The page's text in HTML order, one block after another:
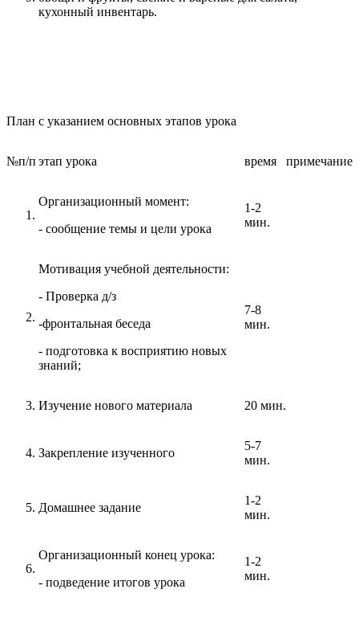
кухонный инвентарь.
План с указанием основных этапов урока
№п/п этап урока время примечание
Организационный момент:
- сообщение темы и цели урока
1-2
мин.
Мотивация учебной деятельности:
- Проверка д/з
-фронтальная беседа
- подготовка к восприятию новых
знаний;
7-8
мин.
Изучение нового материала 20 мин.
Закрепление изученного
5-7
мин.
Домашнее задание
1-2
мин.
Организационный конец урока:
- подведение итогов урока
1-2
мин.